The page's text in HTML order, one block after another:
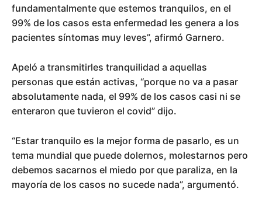
fundamentalmente que estemos tranquilos, en el
99% de los casos esta enfermedad les genera a los
pacientes síntomas muy leves”, afirmó Garnero.
Apeló a transmitirles tranquilidad a aquellas
personas que están activas, “porque no va a pasar
absolutamente nada, el 99% de los casos casi ni se
enteraron que tuvieron el covid” dijo.
“Estar tranquilo es la mejor forma de pasarlo, es un
tema mundial que puede dolernos, molestarnos pero
debemos sacarnos el miedo por que paraliza, en la
mayoría de los casos no sucede nada”, argumentó.